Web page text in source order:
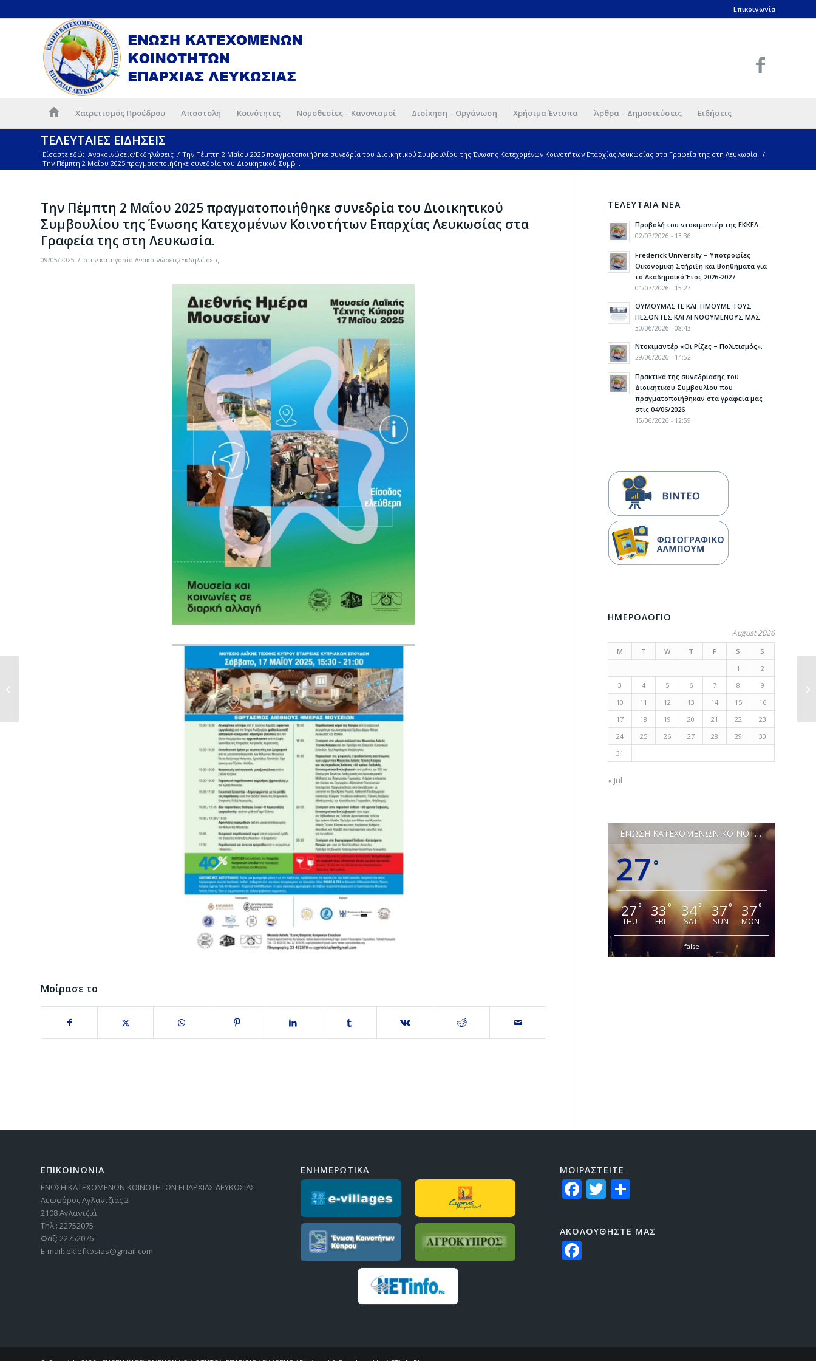
Επικοινωνία
Χαιρετισμός Προέδρου Αποστολή Κοινότητες Νομοθεσίες – Κανονισμοί Διοίκηση – Οργάνωση Χρήσιμα Έντυπα Άρθρα – Δημοσιεύσεις Ειδήσεις
ΤΕΛΕΥΤΑΙΕΣ ΕΙΔΗΣΕΙΣ
Είσαστε εδώ: Ανακοινώσεις/Εκδηλώσεις / Την Πέμπτη 2 Μαΐου 2025 πραγματοποιήθηκε συνεδρία του Διοικητικού Συμβουλίου της Ένωσης Κατεχομένων Κοινοτήτων Επαρχίας Λευκωσίας στα Γραφεία της στη Λευκωσία. /
Την Πέμπτη 2 Μαΐου 2025 πραγματοποιήθηκε συνεδρία του Διοικητικού Συμβ...
Την Πέμπτη 2 Μαΐου 2025 πραγματοποιήθηκε συνεδρία του Διοικητικού
Συμβουλίου της Ένωσης Κατεχομένων Κοινοτήτων Επαρχίας Λευκωσίας στα
Γραφεία της στη Λευκωσία.
09/05/2025 / στην κατηγορία Ανακοινώσεις/Εκδηλώσεις
Μοίρασε το
ΤΕΛΕΥΤΑΙΑ ΝΕΑ
Προβολή του ντοκιμαντέρ της ΕΚΚΕΛ
02/07/2026 - 13:36
Frederick University – Υποτροφίες
Οικονομική Στήριξη και Βοηθήματα για
το Ακαδημαϊκό Έτος 2026-2027
01/07/2026 - 15:27
ΘΥΜΟΥΜΑΣΤΕ ΚΑΙ ΤΙΜΟΥΜΕ ΤΟΥΣ
ΠΕΣΟΝΤΕΣ ΚΑΙ ΑΓΝΟΟΥΜΕΝΟΥΣ ΜΑΣ
30/06/2026 - 08:43
Ντοκιμαντέρ «Οι Ρίζες – Πολιτισμός»,
29/06/2026 - 14:52
Πρακτικά της συνεδρίασης του
Διοικητικού Συμβουλίου που
πραγματοποιήθηκαν στα γραφεία μας
στις 04/06/2026
15/06/2026 - 12:59
ΗΜΕΡΟΛΟΓΙΟ
August 2026
M T W T F S
S
1
2
3
4 5 6 7 8
9
10
11 12 13 14 15
16
17
18 19 20 21 22
23
24
25 26 27 28 29
30
31
« Jul
ΕΝΩΣΗ ΚΑΤΕΧΟΜΕΝΩΝ ΚΟΙΝΟΤΗΤΩΝ ΛΕΥΚΩΣΙΑΣ
27 °
27°
THU
33°
FRI
34°
SAT
37°
SUN
37°
MON
false
ΕΠΙΚΟΙΝΩΝΙΑ
ΕΝΩΣΗ ΚΑΤΕΧΟΜΕΝΩΝ ΚΟΙΝΟΤΗΤΩΝ ΕΠΑΡΧΙΑΣ ΛΕΥΚΩΣΙΑΣ
Λεωφόρος Αγλαντζιάς 2
2108 Αγλαντζιά
Τηλ.: 22752075
Φαξ: 22752076
E-mail: eklefkosias@gmail.com
ΕΝΗΜΕΡΩΤΙΚΑ ΜΟΙΡΑΣTEITE
Facebook
Twitter
ΑΚΟΛΟΥΘΗΣΤΕ ΜΑΣ